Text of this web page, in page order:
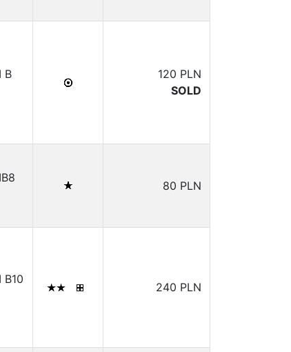
B
120 PLN
SOLD
80 PLN
B10
240 PLN